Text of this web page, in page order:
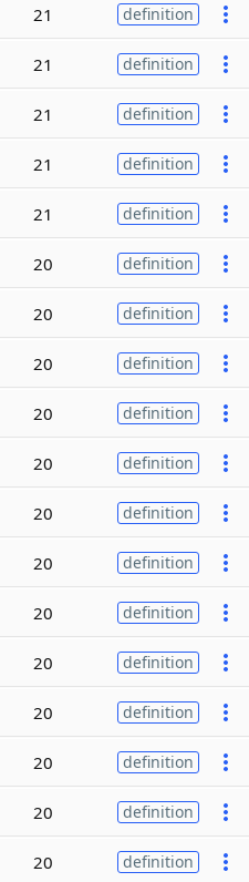
21 definition
21 definition
21 definition
21 definition
21 definition
20 definition
20 definition
20 definition
20 definition
20 definition
20 definition
20 definition
20 definition
20 definition
20 definition
20 definition
20 definition
20 definition